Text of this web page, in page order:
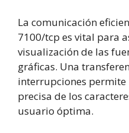
La comunicación
7100/tcp es vital para
visualización de las
gráficas. Una
interrupciones
precisa de los
usuario óptima.